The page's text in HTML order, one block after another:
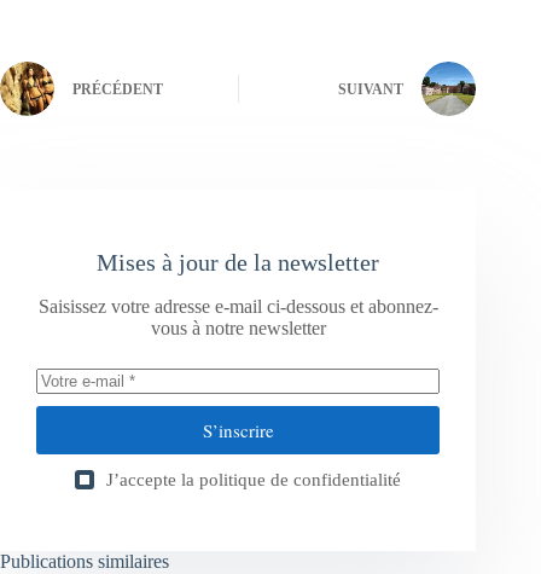
PRÉCÉDENT SUIVANT
Mises à jour de la newsletter
Saisissez votre adresse e-mail ci-dessous et abonnez-
vous à notre newsletter
S’inscrire
J’accepte la politique de confidentialité
Publications similaires